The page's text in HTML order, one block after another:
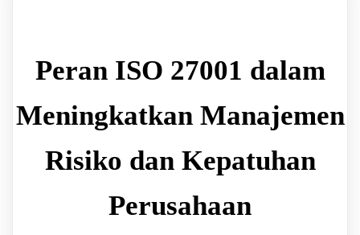
Peran ISO 27001 dalam
Meningkatkan Manajemen
Risiko dan Kepatuhan
Perusahaan